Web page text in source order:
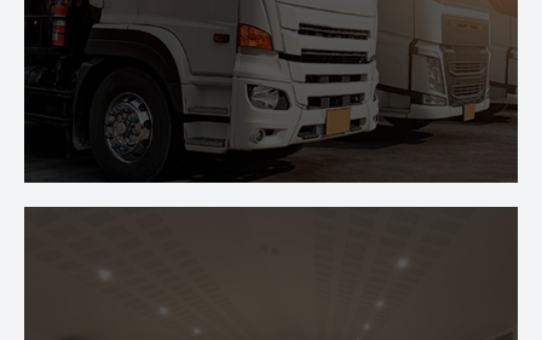
En savoir plus
également à destination des
entreprises, collectivités, associations la